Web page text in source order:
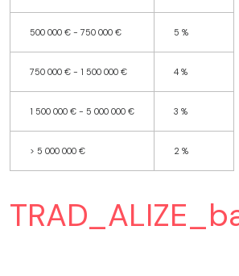
500 000 € - 750 000 € 5 %
750 000 € - 1 500 000 € 4 %
1 500 000 € - 5 000 000 € 3 %
> 5 000 000 € 2 %